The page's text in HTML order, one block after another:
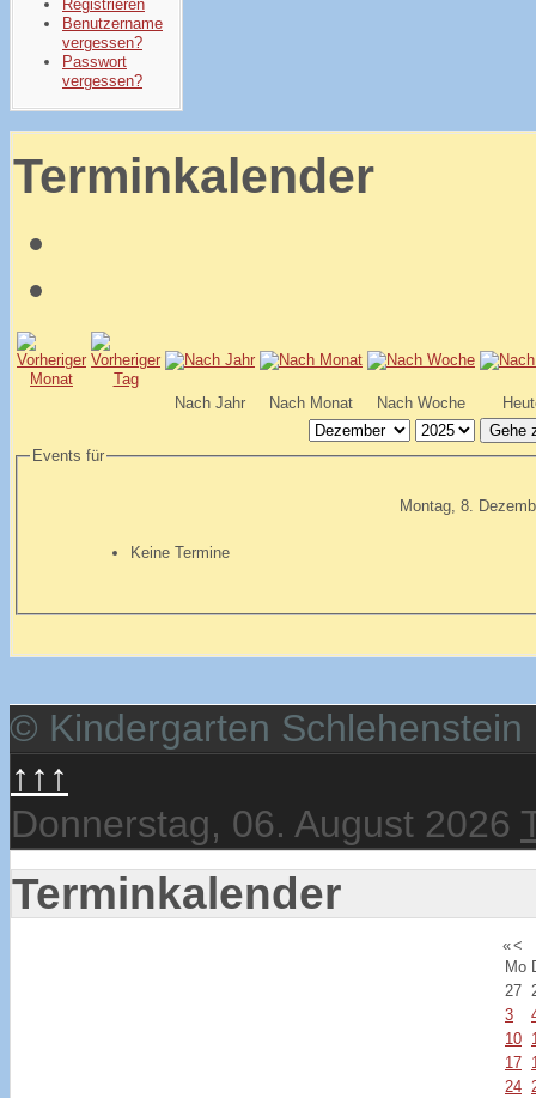
Registrieren
Benutzername
vergessen?
Passwort
vergessen?
Terminkalender
Nach Jahr Nach Monat Nach Woche
Gehe
Events für
Montag, 8.
Keine Termine
© Kindergarten Schlehenstein
↑↑↑
Donnerstag, 06. August 2026
Terminkalender
«<
Mo
27
3
10
17
24